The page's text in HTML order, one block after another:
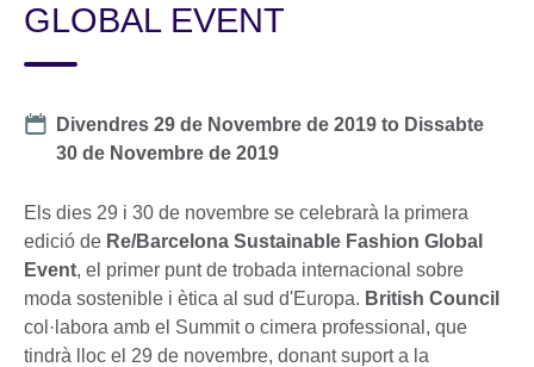
GLOBAL EVENT
Date
Divendres 29 de Novembre de 2019 to Dissabte
30 de Novembre de 2019
Els dies 29 i 30 de novembre se celebrarà la primera
edició de Re/Barcelona Sustainable Fashion Global
Event, el primer punt de trobada internacional sobre
moda sostenible i ètica al sud d'Europa. British Council
col·labora amb el Summit o cimera professional, que
tindrà lloc el 29 de novembre, donant suport a la